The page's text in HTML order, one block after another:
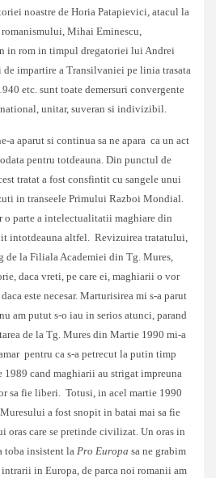
noastre de Horia Patapievici, atacul la
Mihai Eminescu,
in rom in timpul dregatoriei lui Andrei
impartire a Transilvaniei pe linia trasata
etc. sunt toate demersuri convergente
national, unitar, suveran si indivizibil.
si continua sa ne apara ca un act
pentru totdeauna. Din punctul de
tratat a fost consfintit cu sangele unui
in transeele Primului Razboi Mondial.
o parte a intelectualitatii maghiare din
intotdeauna altfel. Revizuirea tratatului,
de la Filiala Academiei din Tg. Mures,
daca vreti, pe care ei, maghiarii o vor
este necesar. Marturisirea mi s-a parut
am putut s-o iau in serios atunci, parand
de la Tg. Mures din Martie 1990 mi-a
pentru ca s-a petrecut la putin timp
1989 cand maghiarii au strigat impreuna
sa fie liberi. Totusi, in acel martie 1990
a fost snopit in batai mai sa fie
oras care se pretinde civilizat. Un oras in
toba insistent la Pro Europa sa ne grabim
in Europa, de parca noi romanii am